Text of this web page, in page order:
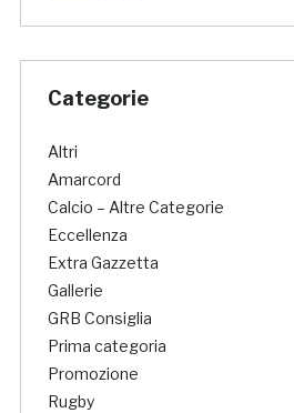
Categorie
Altri
Amarcord
Calcio – Altre Categorie
Eccellenza
Extra Gazzetta
Gallerie
GRB Consiglia
Prima categoria
Promozione
Rugby